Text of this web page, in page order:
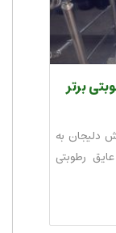
برتر
دلیجان به
رطوبتی